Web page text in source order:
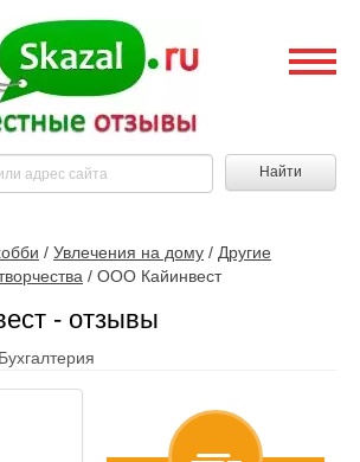
Найти
/ Увлечения на дому / Другие
/ ООО Кайинвест
- отзывы